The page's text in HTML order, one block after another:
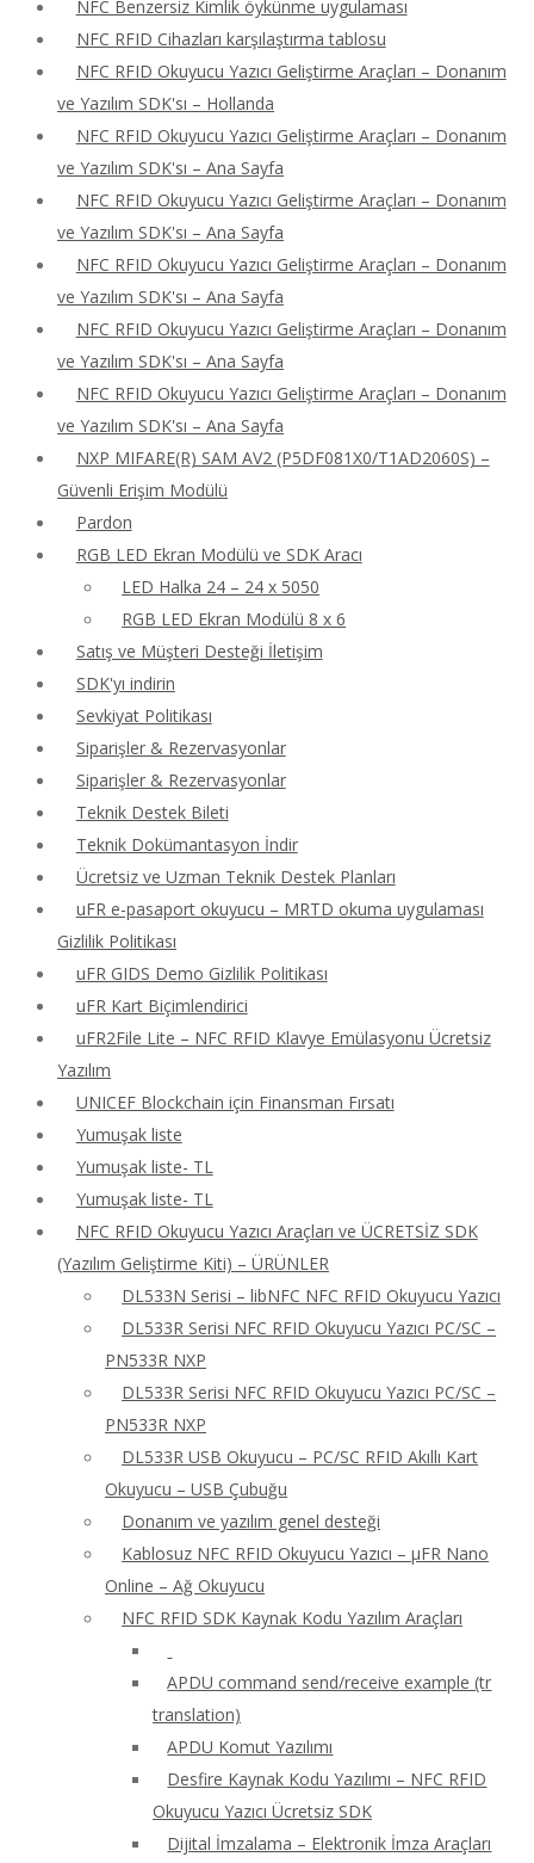
NFC Benzersiz Kimlik öykünme uygulaması
NFC RFID Cihazları karşılaştırma tablosu
NFC RFID Okuyucu Yazıcı Geliştirme Araçları – Donanım
ve Yazılım SDK'sı – Hollanda
NFC RFID Okuyucu Yazıcı Geliştirme Araçları – Donanım
ve Yazılım SDK'sı – Ana Sayfa
NFC RFID Okuyucu Yazıcı Geliştirme Araçları – Donanım
ve Yazılım SDK'sı – Ana Sayfa
NFC RFID Okuyucu Yazıcı Geliştirme Araçları – Donanım
ve Yazılım SDK'sı – Ana Sayfa
NFC RFID Okuyucu Yazıcı Geliştirme Araçları – Donanım
ve Yazılım SDK'sı – Ana Sayfa
NFC RFID Okuyucu Yazıcı Geliştirme Araçları – Donanım
ve Yazılım SDK'sı – Ana Sayfa
NXP MIFARE(R) SAM AV2 (P5DF081X0/T1AD2060S) –
Güvenli Erişim Modülü
Pardon
RGB LED Ekran Modülü ve SDK Aracı
LED Halka 24 – 24 x 5050
RGB LED Ekran Modülü 8 x 6
Satış ve Müşteri Desteği İletişim
SDK'yı indirin
Sevkiyat Politikası
Siparişler & Rezervasyonlar
Siparişler & Rezervasyonlar
Teknik Destek Bileti
Teknik Dokümantasyon İndir
Ücretsiz ve Uzman Teknik Destek Planları
uFR e-pasaport okuyucu – MRTD okuma uygulaması
Gizlilik Politikası
uFR GIDS Demo Gizlilik Politikası
uFR Kart Biçimlendirici
uFR2File Lite – NFC RFID Klavye Emülasyonu Ücretsiz
Yazılım
UNICEF Blockchain için Finansman Fırsatı
Yumuşak liste
Yumuşak liste- TL
Yumuşak liste- TL
NFC RFID Okuyucu Yazıcı Araçları ve ÜCRETSİZ SDK
(Yazılım Geliştirme Kiti) – ÜRÜNLER
DL533N Serisi – libNFC NFC RFID Okuyucu Yazıcı
DL533R Serisi NFC RFID Okuyucu Yazıcı PC/SC –
PN533R NXP
DL533R Serisi NFC RFID Okuyucu Yazıcı PC/SC –
PN533R NXP
DL533R USB Okuyucu – PC/SC RFID Akıllı Kart
Okuyucu – USB Çubuğu
Donanım ve yazılım genel desteği
Kablosuz NFC RFID Okuyucu Yazıcı – μFR Nano
Online – Ağ Okuyucu
NFC RFID SDK Kaynak Kodu Yazılım Araçları
APDU command send/receive example (tr
translation)
APDU Komut Yazılımı
Desfire Kaynak Kodu Yazılımı – NFC RFID
Okuyucu Yazıcı Ücretsiz SDK
Dijital İmzalama – Elektronik İmza Araçları